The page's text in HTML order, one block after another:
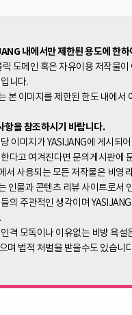
내에서만 제한된 용도에 한
도메인 혹은 자유이용 저작물이
니다.
본 이미지를 제한된 한도 내에서
항을 참조하시기 바랍니다.
이미지가 YASIJANG에 게시되
다고 여겨진다면 문의게시판에
서 사용되는 모든 저작물은 비영
인물과 콘텐츠 리뷰 사이트로서
의 주관적인 생각이며
격 모독이나 이유없는 비방 욕설
며 법적 처벌을 받을수도 있습니